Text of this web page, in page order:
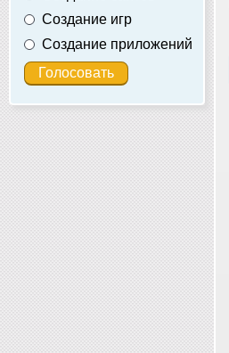
Создание игр
Создание приложений